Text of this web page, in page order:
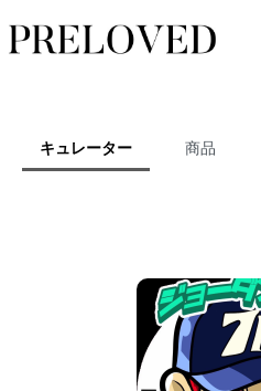
キュレーター 商品